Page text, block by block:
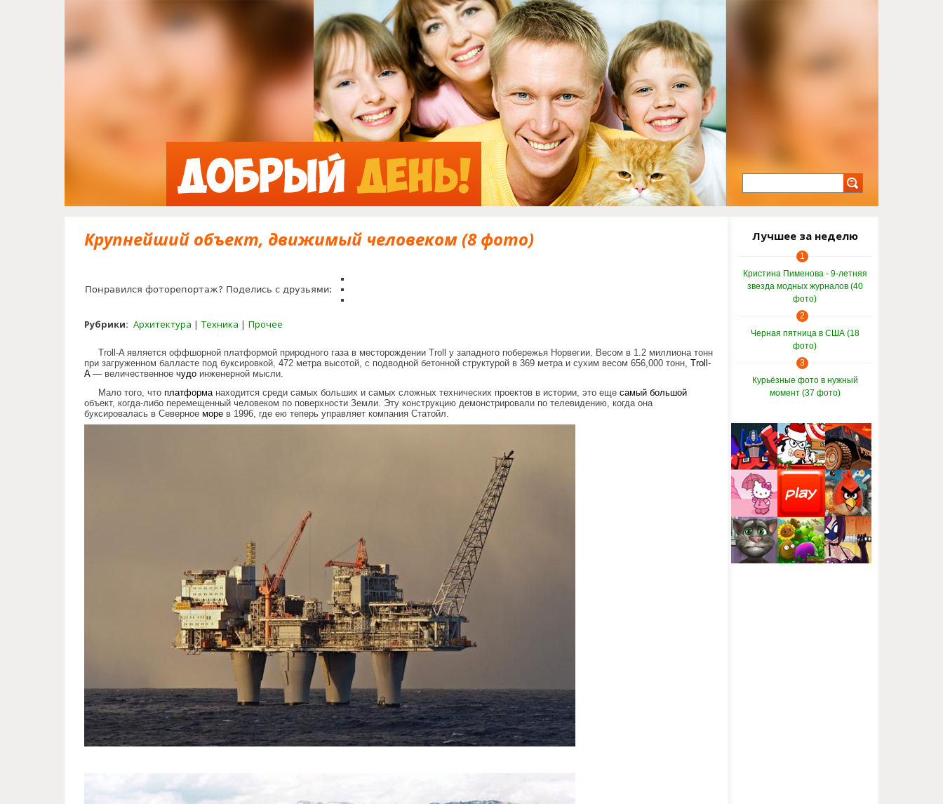
Jump to Navigation
Крупнейший объект, движимый человеком (8 фото)
Понравился фоторепортаж? Поделись с друзьями:
Рубрики: Архитектура Техника Прочее
Troll-A является оффшорной платформой природного газа в месторождении Troll у западного побережья Норвегии. Весом в 1.2 миллиона тонн
при загруженном балласте под буксировкой, 472 метра высотой, с подводной бетонной структурой в 369 метра и сухим весом 656,000 тонн, Troll-
A— величественное чудо инженерной мысли.
Мало того, что платформанаходится среди самых больших и самых сложных технических проектов в истории, это еще самый большой
объект, когда-либо перемещенный человеком по поверхности Земли. Эту конструкцию демонстрировали по телевидению, когда она
буксировалась в Северное море в 1996, где ею теперь управляет компания Статойл.
the_largest_facility_driven_man_1.jpg
Лучшее за неделю
1
Кристина Пименова - 9-летняя
звезда модных журналов (40
фото)
2
Черная пятница в США (18
фото)
3
Курьёзные фото в нужный
момент (37 фото)